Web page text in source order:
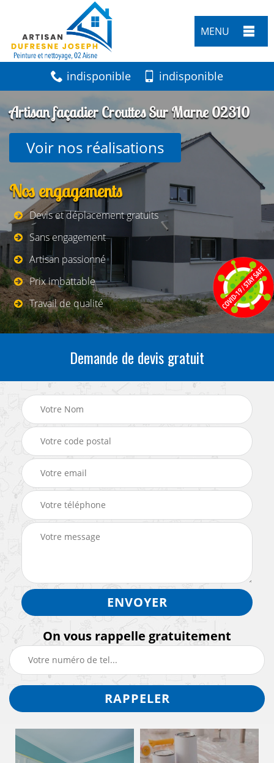
MENU
indisponible indisponible
Artisan façadier Crouttes Sur Marne 02310
Voir nos réalisations
Nos engagements
Devis et déplacement gratuits
Sans engagement
Artisan passionné
Prix imbattable
Travail de qualité
Demande de devis gratuit
On vous rappelle gratuitement